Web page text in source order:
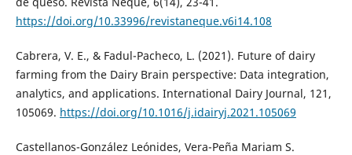
https://doi.org/10.33996/revistaneque.v6i14.108
Cabrera, V. E., & Fadul-Pacheco, L. (2021). Future of dairy
farming from the Dairy Brain perspective: Data integration,
analytics, and applications. International Dairy Journal, 121,
105069. https://doi.org/10.1016/j.idairyj.2021.105069
Castellanos-González Leónides, Vera-Peña Mariam S.